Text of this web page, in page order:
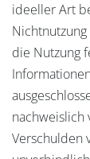
ideeller Art
die Nutzung
nachweislich
Verschulden